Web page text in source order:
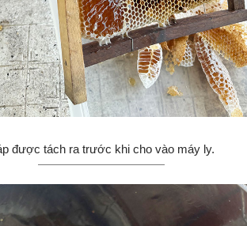
được tách ra trước khi cho vào máy ly.